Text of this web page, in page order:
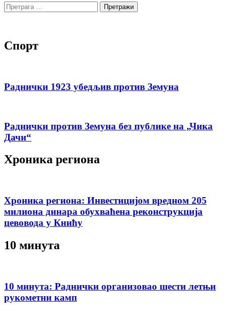
Претрага
за:
Спорт
Раднички 1923 убедљив против Земуна
Раднички против Земуна без публике на „Чика
Дачи“
Хроника региона
Хроника региона: Инвестицијом вредном 205
милиона динара обухваћена реконструкција
цевовода у Книћу
10 минута
10 минута: Раднички организовао шести летњи
рукометни камп